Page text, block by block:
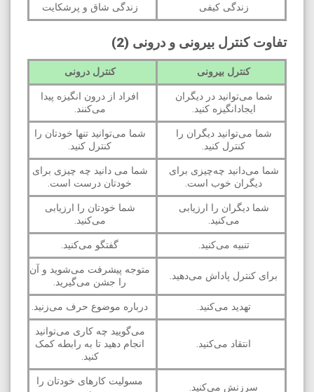
زندگی کیفی زندگی شاق و پرشکایت
تفاوت کنترل بیرونی و درونی (2)
کنترل بیرونی کنترل درونی
شما می‌توانید در دیگران
ایجادانگیزه کنید.
افراد از درون انگیزه پیدا
می‌کنند.
شما می‌توانید دیگران را
کنترل کنید.
شما می‌توانید تنها خودتان را
کنترل کنید.
شما می‌دانید چه‌چیزی برای
دیگران خوب است.
شما می دانید چه چیزی برای
خودتان درست است.
شما دیگران را ارزیابی
می‌کنید.
شما خودتان را ارزیابی
می‌کنید.
تنبیه می‌کنید. گفتگو می‌کنید.
برای کنترل پاداش می‌دهید.
متوجه پیشرفت می‌شوید و آن
را جشن می‌گیرید.
تهدید می‌کنید. درباره موضوع حرف می‌زنید.
انتقاد می‌کنید.
می‌گویید چه کاری می‌توانید
انجام دهید تا به رابطه کمک
کنید.
سرزنش می‌کنید.
مسولیت کارهای خودتان را